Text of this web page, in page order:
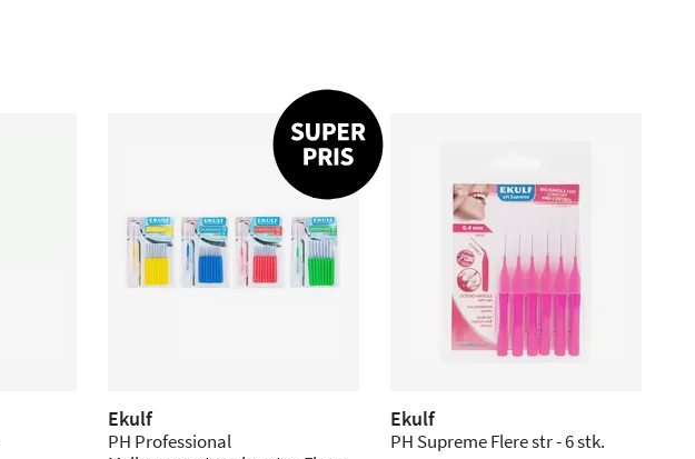
Ekulf
PH Professional
Ekulf
PH Supreme Flere str - 6 stk.